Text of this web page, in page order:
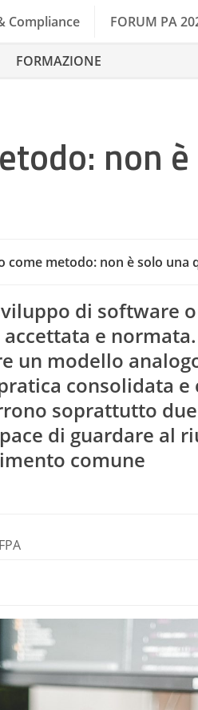
Compliance FORUM PA
FORMAZIONE
non
come metodo: non è solo una
di software
e
un modello
consolidata
soprattutto
di guardare al
comune